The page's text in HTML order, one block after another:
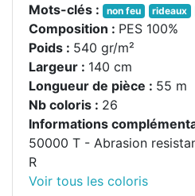
Mots-clés : non feu rideaux
Composition : PES 100%
Poids : 540 gr/m²
Largeur : 140 cm
Longueur de pièce : 55 m
Nb coloris : 26
Informations
50000 T - Abrasion
R
Voir tous les coloris